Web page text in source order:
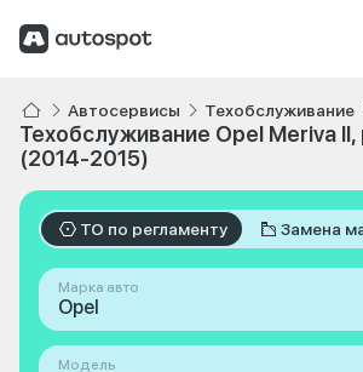
Автосервисы Техобслуживание
Техобслуживание Opel Meriva II,
(2014-2015)
ТО по регламенту Замена
Марка авто
Opel
Модель